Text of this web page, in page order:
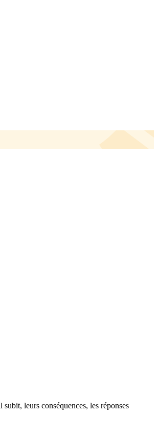
leurs conséquences, les réponses